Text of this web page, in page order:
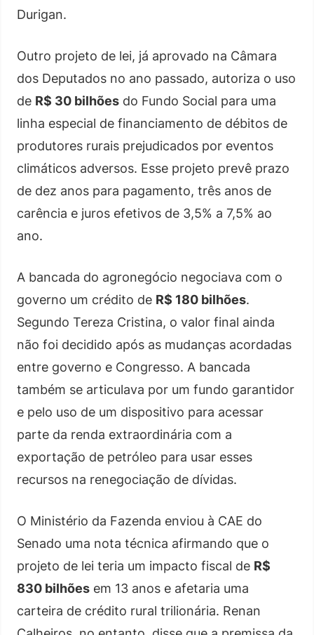
Durigan.
Outro projeto de lei, já aprovado na Câmara
dos Deputados no ano passado, autoriza o uso
de R$ 30 bilhões do Fundo Social para uma
linha especial de financiamento de débitos de
produtores rurais prejudicados por eventos
climáticos adversos. Esse projeto prevê prazo
de dez anos para pagamento, três anos de
carência e juros efetivos de 3,5% a 7,5% ao
ano.
A bancada do agronegócio negociava com o
governo um crédito de R$ 180 bilhões.
Segundo Tereza Cristina, o valor final ainda
não foi decidido após as mudanças acordadas
entre governo e Congresso. A bancada
também se articulava por um fundo garantidor
e pelo uso de um dispositivo para acessar
parte da renda extraordinária com a
exportação de petróleo para usar esses
recursos na renegociação de dívidas.
O Ministério da Fazenda enviou à CAE do
Senado uma nota técnica afirmando que o
projeto de lei teria um impacto fiscal de R$
830 bilhões em 13 anos e afetaria uma
carteira de crédito rural trilionária. Renan